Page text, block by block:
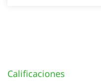
Calificaciones